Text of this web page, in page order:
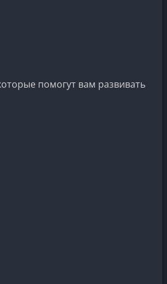
помогут вам развивать